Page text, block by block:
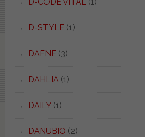
D-CODE VITAL(1)
D-STYLE(1)
DAFNE(3)
DAHLIA(1)
DAILY(1)
DANUBIO (2)